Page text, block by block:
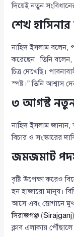
দিয়েই নতুন
শেখ
নাহিদ ইসলাম বলেন,
করেছেন। তিনি বলেন,
চিত্র দেখেছি।
স্পষ্ট।” তিনি আশ্বাস
৩ আগস্ট নতুন
নাহিদ ইসলাম
বিচার ও সংস্কারের
জমজমাট
বৃষ্টি উপেক্ষা করেও
হন হাজারো মানুষ।
আসে এবং স্লোগানে
সিরাজগঞ্জ (Sirajganj
ক্লাব এলাকায় পৌঁছালে